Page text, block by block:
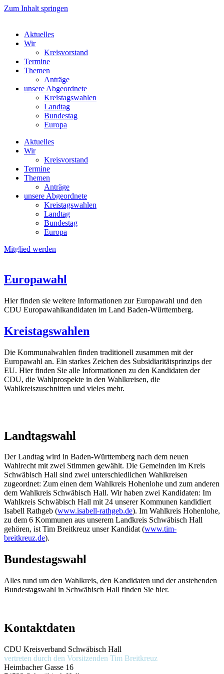
Zum Inhalt springen
Aktuelles
Wir
Kreisvorstand
Termine
Themen
Anträge
unsere Abgeordnete
Kreistagswahlen
Landtag
Bundestag
Europa
Aktuelles
Wir
Kreisvorstand
Termine
Themen
Anträge
unsere Abgeordnete
Kreistagswahlen
Landtag
Bundestag
Europa
Mitglied werden
Europawahl
Hier finden sie weitere Informationen zur Europawahl und den
CDU Europawahlkandidaten im Land Baden-Württemberg.
Kreistagswahlen
Die Kommunalwahlen finden traditionell zusammen mit der
Europawahl an. Ein starkes Zeichen des Subsidiaritätsprinzips der
EU. Hier finden Sie alle Informationen zu den Kandidaten der
CDU, die Wahlprospekte in den Wahlkreisen, die
Wahlkreiszuschnitten und vieles mehr.
Landtagswahl
Der Landtag wird in Baden-Württemberg nach dem neuen
Wahlrecht mit zwei Stimmen gewählt. Die Gemeinden im Kreis
Schwäbisch Hall sind zwei unterschiedlichen Wahlkreisen
zugeordnet: Zum einen dem Wahlkreis Hohenlohe und zum anderen
dem Wahlkreis Schwäbisch Hall. Wir haben zwei Kandidaten: Im
Wahlkreis Schwäbisch Hall mit 24 unserer Kommunen kandidiert
Isabell Rathgeb (www.isabell-rathgeb.de). Im Wahlkreis Hohenlohe,
zu dem 6 Kommunen aus unserem Landkreis Schwäbisch Hall
gehören, ist Tim Breitkreuz unser Kandidat (www.tim-
breitkreuz.de).
Bundestagswahl
Alles rund um den Wahlkreis, den Kandidaten und der anstehenden
Bundestagswahl in Schwäbisch Hall finden Sie hier.
Kontaktdaten
CDU Kreisverband Schwäbisch Hall
vertreten durch den Vorsitzenden Tim Breitkreuz
Heimbacher Gasse 16